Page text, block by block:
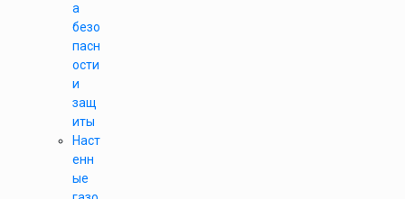
а
безо
пасн
ости
и
защ
иты
Наст
енн
ые